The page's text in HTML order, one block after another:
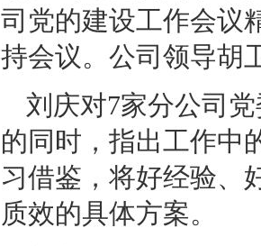
司党的建设工作会议
持会议。公司领导胡
刘庆对7家分公司
的同时，指出工作中
习借鉴，将好经验、
质效的具体方案。